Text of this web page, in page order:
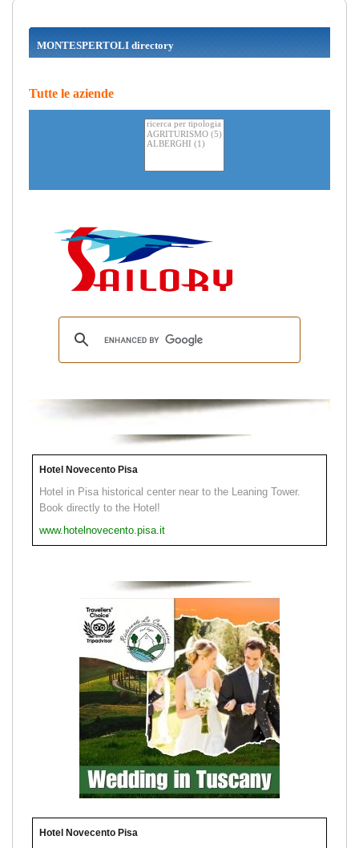
MONTESPERTOLI directory
Tutte le aziende
Hotel Novecento Pisa
Hotel in Pisa historical center near to the Leaning Tower.
Book directly to the Hotel!
www.hotelnovecento.pisa.it
Hotel Novecento Pisa